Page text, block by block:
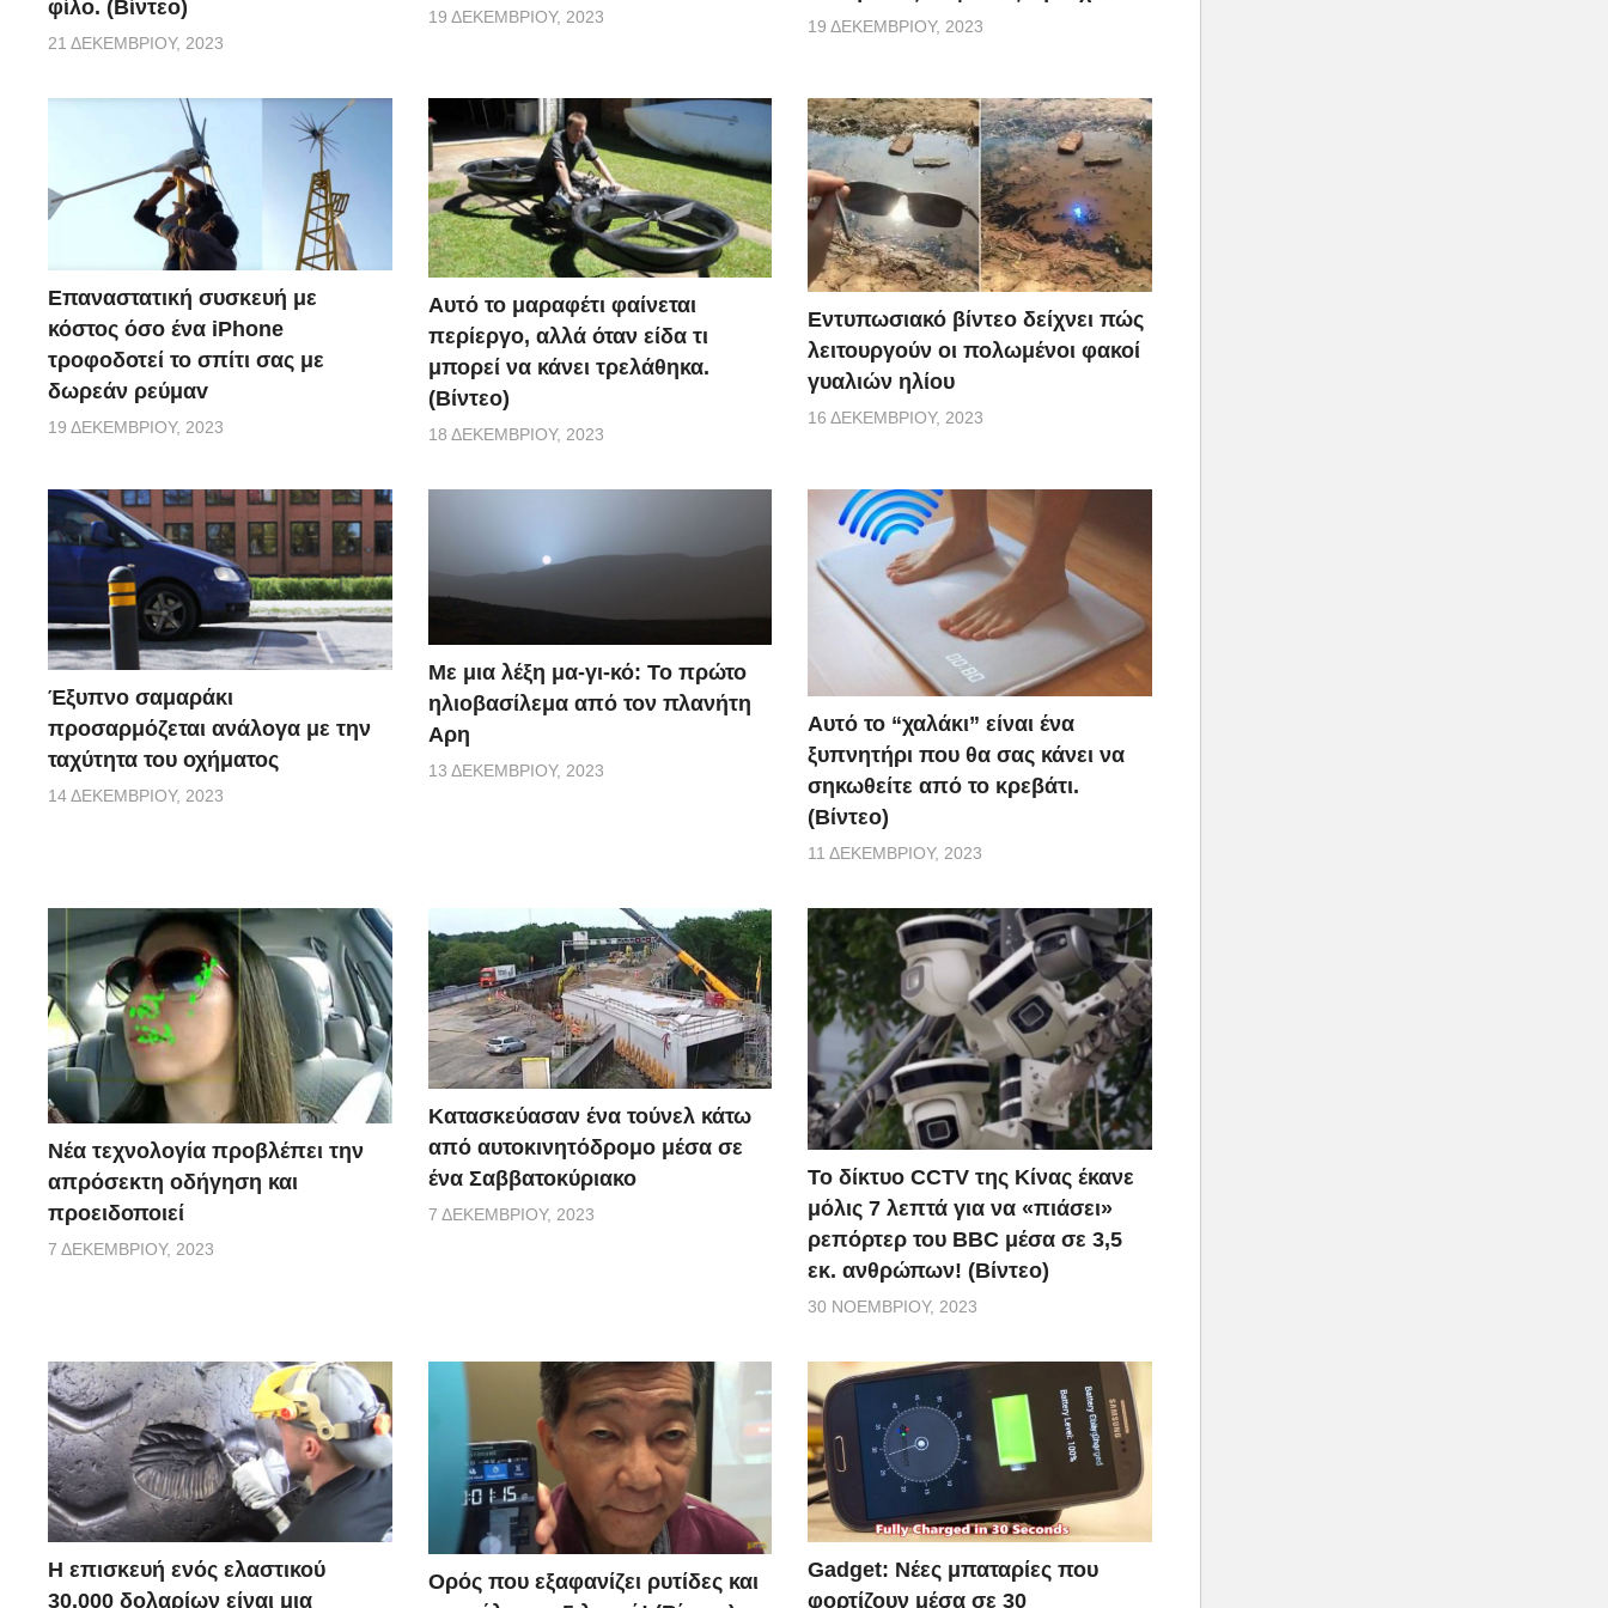
φίλο. (Βίντεο)
21 ΔΕΚΕΜΒΡΊΟΥ, 2023
19 ΔΕΚΕΜΒΡΊΟΥ, 2023
19 ΔΕΚΕΜΒΡΊΟΥ, 2023
Επαναστατική συσκευή με
κόστος όσο ένα iPhone
τροφοδοτεί το σπίτι σας με
δωρεάν ρεύμαv
19 ΔΕΚΕΜΒΡΊΟΥ, 2023
Αυτό το μαραφέτι φαίνεται
περίεργο, αλλά όταν είδα τι
μπορεί να κάνει τρελάθηκα.
(Βίντεο)
18 ΔΕΚΕΜΒΡΊΟΥ, 2023
Εντυπωσιακό βίντεο δείχνει πώς
λειτουργούν οι πολωμένοι φακοί
γυαλιών ηλίου
16 ΔΕΚΕΜΒΡΊΟΥ, 2023
Έξυπνο σαμαράκι
προσαρμόζεται ανάλογα με την
ταχύτητα του οχήματος
14 ΔΕΚΕΜΒΡΊΟΥ, 2023
Με μια λέξη μα-γι-κό: Το πρώτο
ηλιοβασίλεμα από τον πλανήτη
Αρη
13 ΔΕΚΕΜΒΡΊΟΥ, 2023
Αυτό το “χαλάκι” είναι ένα
ξυπνητήρι που θα σας κάνει να
σηκωθείτε από το κρεβάτι.
(Βίντεο)
11 ΔΕΚΕΜΒΡΊΟΥ, 2023
Νέα τεχνολογία προβλέπει την
απρόσεκτη οδήγηση και
προειδοποιεί
7 ΔΕΚΕΜΒΡΊΟΥ, 2023
Κατασκεύασαν ένα τούνελ κάτω
από αυτοκινητόδρομο μέσα σε
ένα Σαββατοκύριακο
7 ΔΕΚΕΜΒΡΊΟΥ, 2023
Το δίκτυο CCTV της Κίνας έκανε
μόλις 7 λεπτά για να «πιάσει»
ρεπόρτερ του BBC μέσα σε 3,5
εκ. ανθρώπων! (Βίντεο)
30 ΝΟΕΜΒΡΊΟΥ, 2023
Η επισκευή ενός ελαστικού
30.000 δολαρίων είναι μια
Ορός που εξαφανίζει ρυτίδες και
Gadget: Νέες μπαταρίες που
φορτίζουν μέσα σε 30